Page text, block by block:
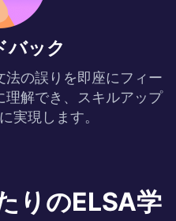
バック
の誤りを即座にフィー
理解でき、スキルアップ
実現します。
りのELSA学